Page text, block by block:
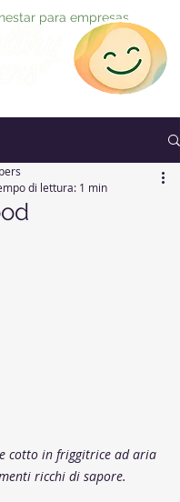
para empresas
di lettura: 1 min
stelle su 5.
cotto in friggitrice ad aria
ricchi di sapore.